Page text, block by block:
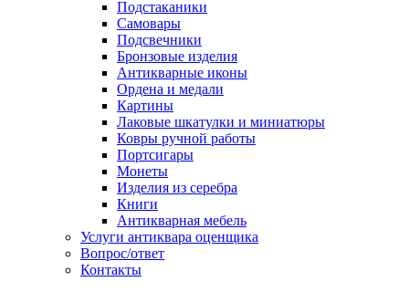
Подстаканики
Самовары
Подсвечники
Бронзовые изделия
Антикварные иконы
Ордена и медали
Картины
Лаковые шкатулки и миниатюры
Ковры ручной работы
Портсигары
Монеты
Изделия из серебра
Книги
Антикварная мебель
Услуги антиквара оценщика
Вопрос/ответ
Контакты